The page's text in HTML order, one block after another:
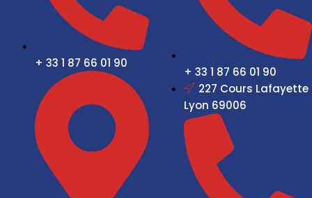
+ 33 1 87 66 01 90
+ 33 1 87 66 01 90
227 Cours Lafayette
Lyon 69006